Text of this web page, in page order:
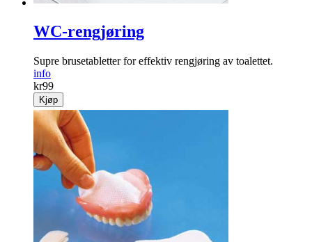
WC-rengjøring
Supre brusetabletter for effektiv rengjøring av toalettet.
info
kr99
Kjøp